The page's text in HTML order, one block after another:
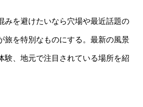
みを避けたいなら穴場や最近話題の
旅を特別なものにする。最新の風景
験、地元で注目されている場所を紹